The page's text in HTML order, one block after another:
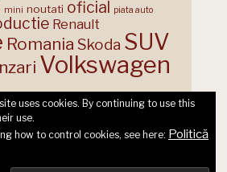
mini noutati oficial piata auto
Renault
Romania Skoda SUV
Volkswagen
SRL | made by Nina Cocea &infin
uses cookies. By continuing to use this
use.
how to control cookies, see here: Politică